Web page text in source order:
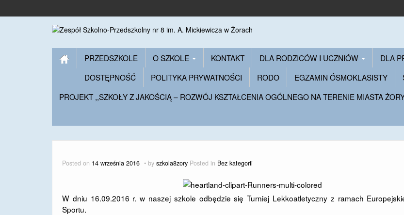
PRZEDSZKOLE O SZKOLE KONTAKT DLA RODZICÓW I UCZNIÓW DLA
DOSTĘPNOŚĆ
POLITYKA PRYWATNOŚCI RODO EGZAMIN ÓSMOKLASISTY
PROJEKT ,,SZKOŁY Z JAKOŚCIĄ – ROZWÓJ KSZTAŁCENIA OGÓLNEGO NA TERENIE MIASTA
Posted on 14 września 2016 by szkola8zory Posted in Bez kategorii
W dniu 16.09.2016 r. w naszej szkole odbędzie się Turniej Lekkoatletyczny z ramach
Sportu.